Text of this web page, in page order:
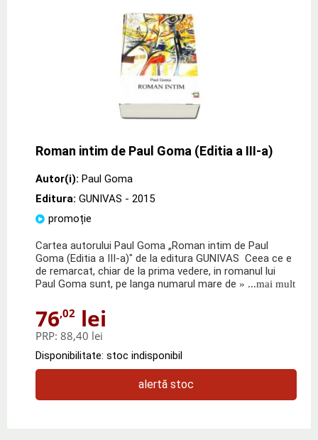
Roman intim de Paul Goma (Editia a III-a)
Autor(i): Paul Goma
Editura: GUNIVAS - 2015
promoție
Cartea autorului Paul Goma „Roman intim de Paul
Goma (Editia a III-a)" de la editura GUNIVAS Ceea ce e
de remarcat, chiar de la prima vedere, in romanul lui
Paul Goma sunt, pe langa numarul mare de » ...mai mult
76,02 lei
PRP: 88,40 lei
Disponibilitate: stoc indisponibil
alertă stoc